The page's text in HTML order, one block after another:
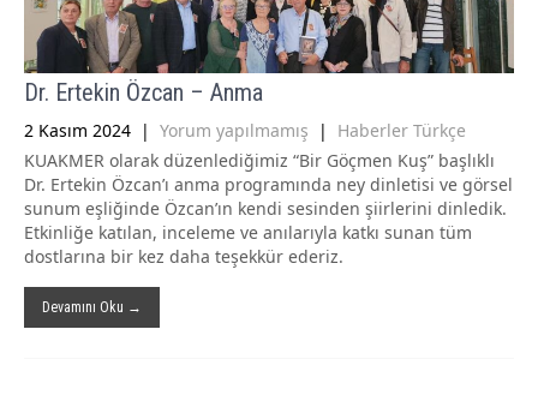
Dr. Ertekin Özcan – Anma
2 Kasım 2024 | Yorum yapılmamış | Haberler Türkçe
KUAKMER olarak düzenlediğimiz “Bir Göçmen Kuş” başlıklı
Dr. Ertekin Özcan’ı anma programında ney dinletisi ve görsel
sunum eşliğinde Özcan’ın kendi sesinden şiirlerini dinledik.
Etkinliğe katılan, inceleme ve anılarıyla katkı sunan tüm
dostlarına bir kez daha teşekkür ederiz.
Devamını Oku →